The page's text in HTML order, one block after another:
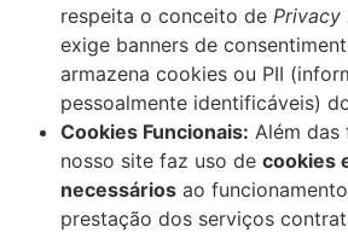
respeita o conceito de Privacy
exige banners de
armazena cookies ou PII
pessoalmente identificáveis)
Cookies Funcionais: Além das
nosso site faz uso de cookies
necessários ao
prestação dos serviços